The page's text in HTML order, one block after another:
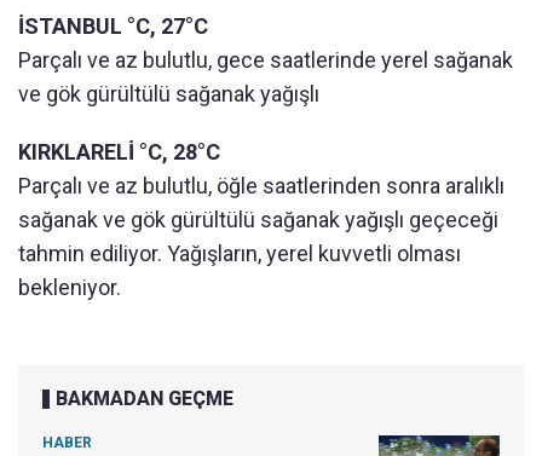
İSTANBUL °C, 27°C
Parçalı ve az bulutlu, gece saatlerinde yerel sağanak
ve gök gürültülü sağanak yağışlı
KIRKLARELİ °C, 28°C
Parçalı ve az bulutlu, öğle saatlerinden sonra aralıklı
sağanak ve gök gürültülü sağanak yağışlı geçeceği
tahmin ediliyor. Yağışların, yerel kuvvetli olması
bekleniyor.
BAKMADAN GEÇME
HABER